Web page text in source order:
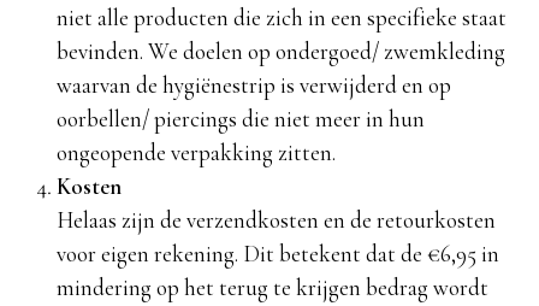
niet alle producten die zich in een specifieke staat
bevinden. We doelen op ondergoed/ zwemkleding
waarvan de hygiënestrip is verwijderd en op
oorbellen/ piercings die niet meer in hun
ongeopende verpakking zitten.
Kosten
Helaas zijn de verzendkosten en de retourkosten
voor eigen rekening. Dit betekent dat de €6,95 in
mindering op het terug te krijgen bedrag wordt